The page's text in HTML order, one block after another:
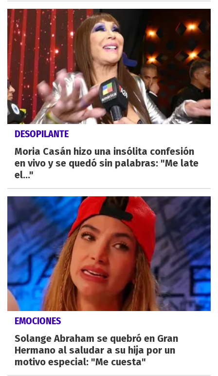
DESOPILANTE
Moria Casán hizo una insólita confesión
en vivo y se quedó sin palabras: "Me late
el..."
EMOCIONES
Solange Abraham se quebró en Gran
Hermano al saludar a su hija por un
motivo especial: "Me cuesta"